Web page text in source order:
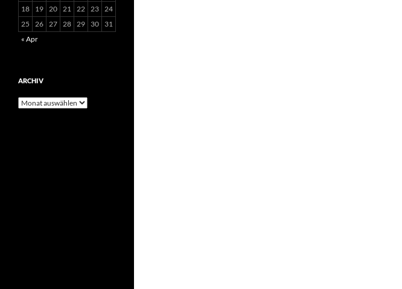
18
19 20 21 22 23 24
25
26 27 28 29 30
31
« Apr
ARCHIV
Archiv